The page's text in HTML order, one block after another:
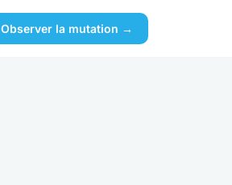
Observer la mutation →